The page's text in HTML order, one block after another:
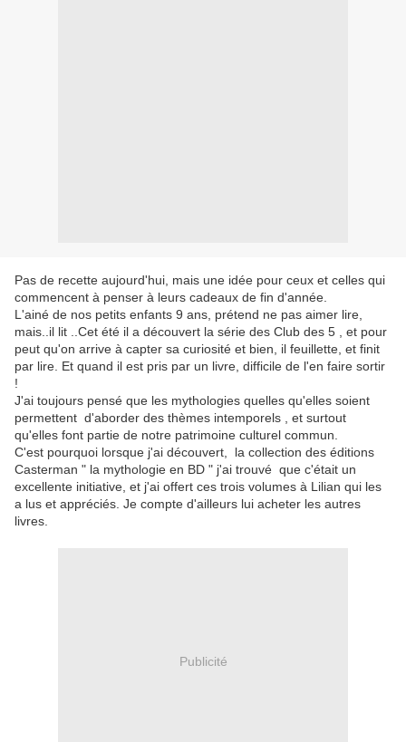
Pas de recette aujourd'hui, mais une idée pour ceux et celles qui
commencent à penser à leurs cadeaux de fin d'année.
L'ainé de nos petits enfants 9 ans, prétend ne pas aimer lire,
mais..il lit ..Cet été il a découvert la série des Club des 5 , et pour
peut qu'on arrive à capter sa curiosité et bien, il feuillette, et finit
par lire. Et quand il est pris par un livre, difficile de l'en faire sortir
!
J'ai toujours pensé que les mythologies quelles qu'elles soient
permettent d'aborder des thèmes intemporels , et surtout
qu'elles font partie de notre patrimoine culturel commun.
C'est pourquoi lorsque j'ai découvert, la collection des éditions
Casterman " la mythologie en BD " j'ai trouvé que c'était un
excellente initiative, et j'ai offert ces trois volumes à Lilian qui les
a lus et appréciés. Je compte d'ailleurs lui acheter les autres
livres.
Publicité